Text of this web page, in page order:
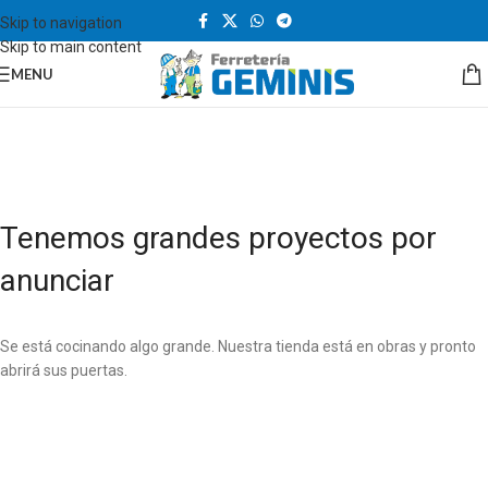
Skip to navigation
Skip to main content
MENU
Tenemos grandes proyectos por
anunciar
Se está cocinando algo grande. Nuestra tienda está en obras y pronto
abrirá sus puertas.